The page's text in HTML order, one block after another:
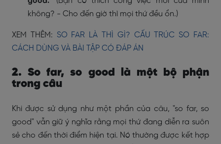
không? - Cho đến giờ thì mọi thứ đều ổn.)
XEM THÊM: SO FAR LÀ THÌ GÌ? CẤU TRÚC SO FAR:
CÁCH DÙNG VÀ BÀI TẬP CÓ ĐÁP ÁN
2. So far, so good là một bộ phận
trong câu
Khi được sử dụng như một phần của câu, "so far, so
good" vẫn giữ ý nghĩa rằng mọi thứ đang diễn ra suôn
sẻ cho đến thời điểm hiện tại. Nó thường được kết hợp